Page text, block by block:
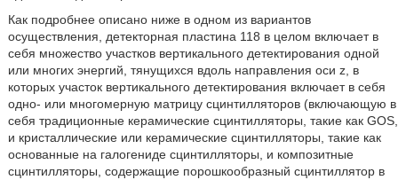
Как подробнее описано ниже в одном из вариантов
осуществления, детекторная пластина 118 в целом включает в
себя множество участков вертикального детектирования одной
или многих энергий, тянущихся вдоль направления оси z, в
которых участок вертикального детектирования включает в себя
одно- или многомерную матрицу сцинтилляторов (включающую в
себя традиционные керамические сцинтилляторы, такие как GOS,
и кристаллические или керамические сцинтилляторы, такие как
основанные на галогениде сцинтилляторы, и композитные
сцинтилляторы, содержащие порошкообразный сцинтиллятор в